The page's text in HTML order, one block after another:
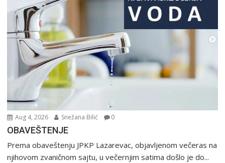
Aug 4, 2026 Snežana Bilić 0
OBAVEŠTENJE
Prema obaveštenju JPKP Lazarevac, objavljenom večeras na
njihovom zvaničnom sajtu, u večernjim satima došlo je do...